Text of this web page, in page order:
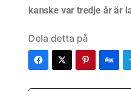
kanske var tredje år är
Dela detta på